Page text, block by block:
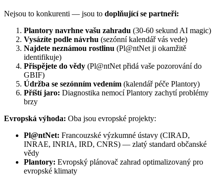
Nejsou to konkurenti — jsou to doplňující se partneři:
Plantory navrhne vašu zahradu (30-60 sekund AI magic)
Vysázíte podle návrhu (sezónní kalendář vás vede)
Najdete neznámou rostlinu (Pl@ntNet ji okamžitě
identifikuje)
Přispějete do vědy (Pl@ntNet přidá vaše pozorování do
GBIF)
Údržba se sezónním vedením (kalendář péče Plantory)
Příští jaro: Diagnostika nemocí Plantory zachytí problémy
brzy
Evropská výhoda: Oba jsou evropské projekty:
Pl@ntNet: Francouzské výzkumné ústavy (CIRAD,
INRAE, INRIA, IRD, CNRS) — zlatý standard občanské
vědy
Plantory: Evropský plánovač zahrad optimalizovaný pro
evropské klimaty